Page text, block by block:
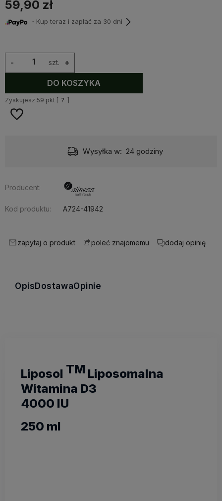
59,90 zł
・Kup teraz i zapłać za 30 dni
szt. +
-
DO KOSZYKA
Zyskujesz 59 pkt [ ? ]
Wysyłka w: 24 godziny
Producent:
Kod produktu: A724-41942
zapytaj o produkt poleć znajomemu dodaj opinię
OpisDostawaOpinie
Liposol TM Liposomalna
Witamina D3
4000 IU
250 ml